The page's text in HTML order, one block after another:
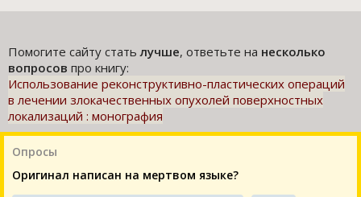
Помогите сайту статьлучше, ответьте на несколько
вопросов про книгу:
Использование реконструктивно-пластических операций
в лечении злокачественных опухолей поверхностных
локализаций : монография
Опросы
Оригинал написан на мертвом языке?